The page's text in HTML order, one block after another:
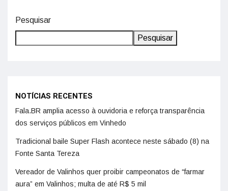
Pesquisar
Pesquisar
NOTÍCIAS RECENTES
Fala.BR amplia acesso à ouvidoria e reforça transparência
dos serviços públicos em Vinhedo
Tradicional baile Super Flash acontece neste sábado (8) na
Fonte Santa Tereza
Vereador de Valinhos quer proibir campeonatos de “farmar
aura” em Valinhos; multa de até R$ 5 mil